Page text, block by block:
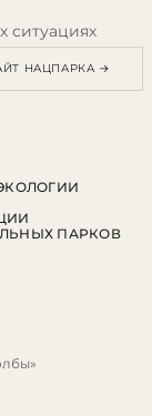
ситуациях
НАЦПАРКА →
ПАРКОВ